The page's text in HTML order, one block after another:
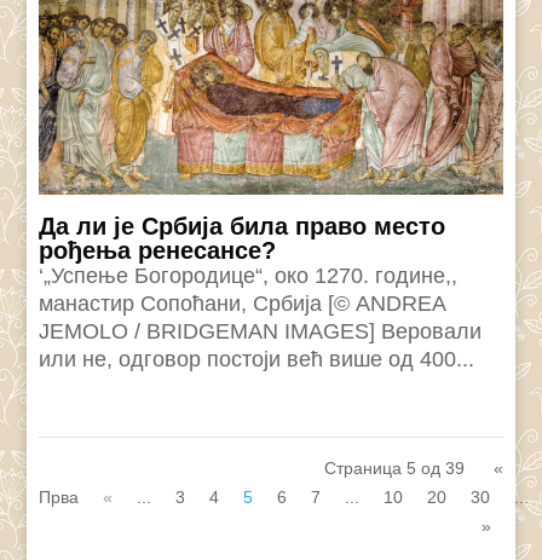
Да ли је Србија била право место
рођења ренесансе?
‘„Успење Богородице“, око 1270. године,,
манастир Сопоћани, Србија [© ANDREA
JEMOLO / BRIDGEMAN IMAGES] Веровали
или не, одговор постоји већ више од 400...
Страница 5 од 39
«
Прва
« 3 4 5 6 7 10 20 30
...
»